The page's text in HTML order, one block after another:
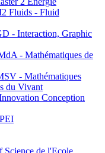
Fluids - Fluid
- Interaction, Graphic
- Mathématiques de
- Mathématiques
du Vivant
Conception
Science de l'Ecole